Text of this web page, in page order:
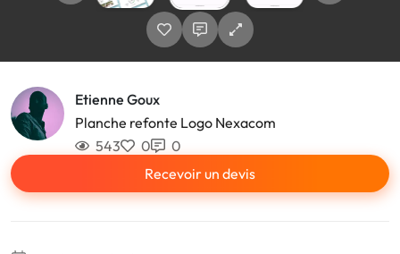
Etienne Goux
Planche refonte Logo Nexacom
543
0
0
Recevoir un devis